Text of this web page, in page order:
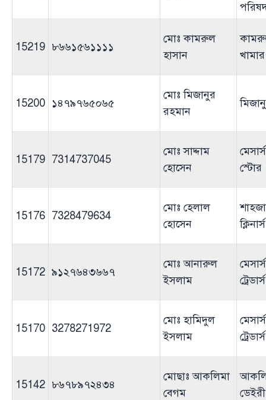
15219 ৮৬৬১৫৬১১১১
মোঃ কামরুল
হাসান
খামার
15200 ১৪৭৯৭৬৫০৬৫
মোঃ মিজানুর
রহমান
15179 7314737045
মোঃ সাদ্দাম
হোসেন
স্টোর
15176 7328479634
মোঃ হেলাল
হোসেন
ক্লিনার্স
15172 ৯১২৭৬৪৩৬৬৭
মোঃ আনারুল
ইসলাম
ট্রেডার্স
15170 3278271972
মোঃ হামিদুল
ইসলাম
ট্রেডার্স
15142 ৮৬৭৮৯৭২৪৩৪
মোছাঃ আকলিমা
বেগম